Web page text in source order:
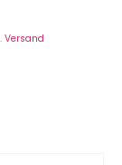
Versand